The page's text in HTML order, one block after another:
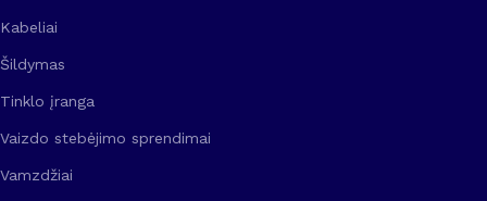
Kabeliai
Šildymas
Tinklo įranga
Vaizdo stebėjimo sprendimai
Vamzdžiai